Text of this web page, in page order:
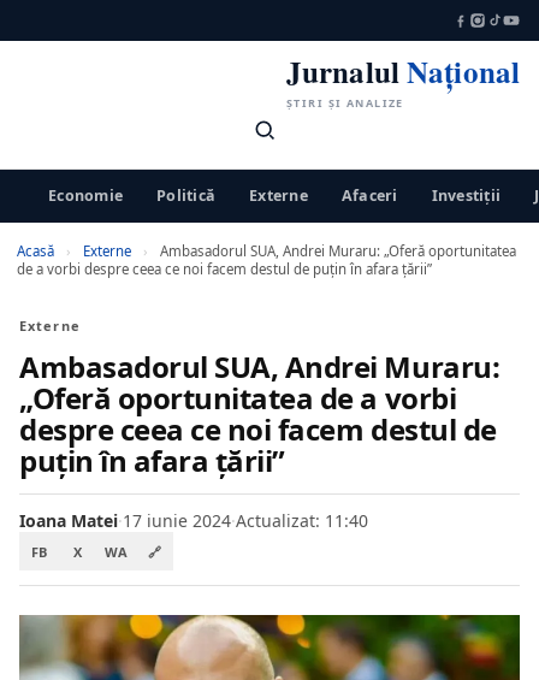
JurnalulNațional
ȘTIRI ȘI ANALIZE
Economie Politică Externe Afaceri Investiții
Acasă › Externe ›
Ambasadorul SUA, Andrei Muraru: „Oferă oportunitatea
de a vorbi despre ceea ce noi facem destul de puţin în afara țării”
Externe
Ambasadorul SUA, Andrei Muraru:
„Oferă oportunitatea de a vorbi
despre ceea ce noi facem destul de
puţin în afara țării”
Ioana Matei·17 iunie 2024·Actualizat: 11:40
FB X WA 🔗